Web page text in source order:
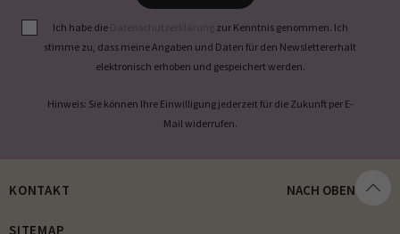
Ich habe die Datenschutzerklärung zur Kenntnis genommen. Ich
stimme zu, dass meine Angaben und Daten für den Newslettererhalt
elektronisch erhoben und gespeichert werden.
Hinweis: Sie können Ihre Einwilligung jederzeit für die Zukunft per E-
Mail widerrufen.
KONTAKT
SITEMAP
NACH OBEN